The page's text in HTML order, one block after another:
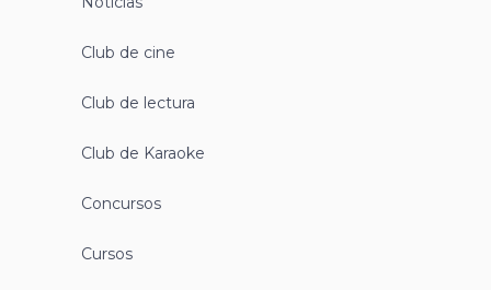
Club de cine
Club de lectura
Club de Karaoke
Concursos
Cursos